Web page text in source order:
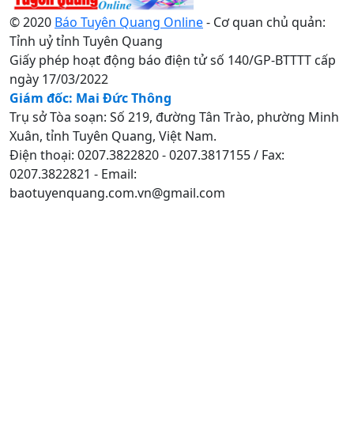
© 2020 Báo Tuyên Quang Online- Cơ quan chủ quản:
Tỉnh uỷ tỉnh Tuyên Quang
Giấy phép hoạt động báo điện tử số 140/GP-BTTTT cấp
ngày 17/03/2022
Giám đốc: Mai Đức Thông
Trụ sở Tòa soạn: Số 219, đường Tân Trào, phường Minh
Xuân, tỉnh Tuyên Quang, Việt Nam.
Điện thoại: 0207.3822820 - 0207.3817155 / Fax:
0207.3822821 - Email:
baotuyenquang.com.vn@gmail.com